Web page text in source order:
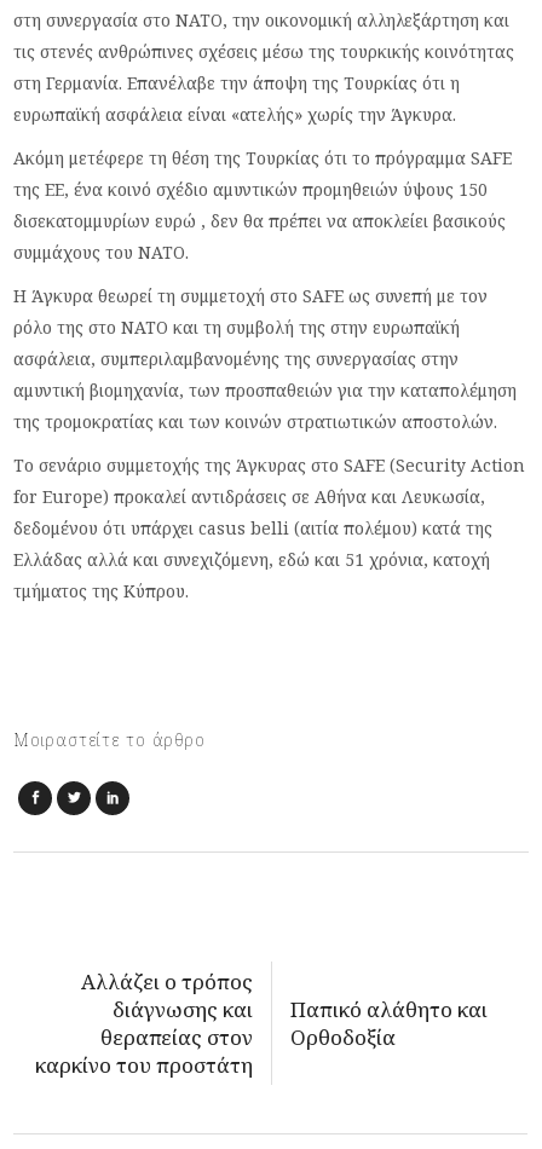
στη συνεργασία στο ΝΑΤΟ, την οικονομική αλληλεξάρτηση και
τις στενές ανθρώπινες σχέσεις μέσω της τουρκικής κοινότητας
στη Γερμανία. Επανέλαβε την άποψη της Τουρκίας ότι η
ευρωπαϊκή ασφάλεια είναι «ατελής» χωρίς την Άγκυρα.
Ακόμη μετέφερε τη θέση της Τουρκίας ότι το πρόγραμμα SAFE
της ΕΕ, ένα κοινό σχέδιο αμυντικών προμηθειών ύψους 150
δισεκατομμυρίων ευρώ , δεν θα πρέπει να αποκλείει βασικούς
συμμάχους του ΝΑΤΟ.
Η Άγκυρα θεωρεί τη συμμετοχή στο SAFE ως συνεπή με τον
ρόλο της στο ΝΑΤΟ και τη συμβολή της στην ευρωπαϊκή
ασφάλεια, συμπεριλαμβανομένης της συνεργασίας στην
αμυντική βιομηχανία, των προσπαθειών για την καταπολέμηση
της τρομοκρατίας και των κοινών στρατιωτικών αποστολών.
Τo σενάριο συμμετοχής της Άγκυρας στο SAFE (Security Action
for Europe) προκαλεί αντιδράσεις σε Αθήνα και Λευκωσία,
δεδομένου ότι υπάρχει casus belli (αιτία πολέμου) κατά της
Ελλάδας αλλά και συνεχιζόμενη, εδώ και 51 χρόνια, κατοχή
τμήματος της Κύπρου.
Μοιραστείτε το άρθρο
Αλλάζει ο τρόπος
διάγνωσης και
θεραπείας στον
καρκίνο του προστάτη
Παπικό αλάθητο και
Ορθοδοξία